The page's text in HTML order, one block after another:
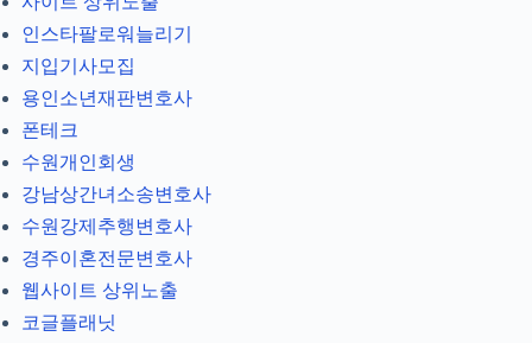
인스타팔로워늘리기
지입기사모집
용인소년재판변호사
폰테크
수원개인회생
강남상간녀소송변호사
수원강제추행변호사
경주이혼전문변호사
웹사이트 상위노출
코글플래닛